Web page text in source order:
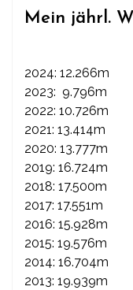
Mein jährl.
2024: 12.266m
2023: 9.796m
2022: 10.726m
2021: 13.414m
2020: 13.777m
2019: 16.724m
2018: 17.500m
2017: 17.551m
2016: 15.928m
2015: 19.576m
2014: 16.704m
2013: 19.939m